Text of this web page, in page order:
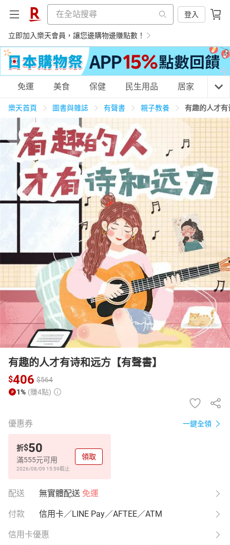
登入
立即加入樂天會員，讓您邊購物邊賺點數！
購物網分類
天天免運 美食蛋糕 養生保健 民生用品
居家生活 3C家電 運動休閒 親子玩具
男裝 化妝保養 情趣用品
日本購物 電子/紙本書
HOT
免運 美食 保健 民生用品 居家 3C
樂天首頁 圖書與雜誌 有聲書 親子教養 有趣的人才
有趣的人才有诗和远方【有聲書】
$406 $564
1% (賺4點)
優惠券 一鍵全領
折$50
滿555元可用
2026/08/09 15:59截止
領取
配送 無實體配送 免運
付款 信用卡／LINE Pay／AFTEE／ATM
信用卡優惠